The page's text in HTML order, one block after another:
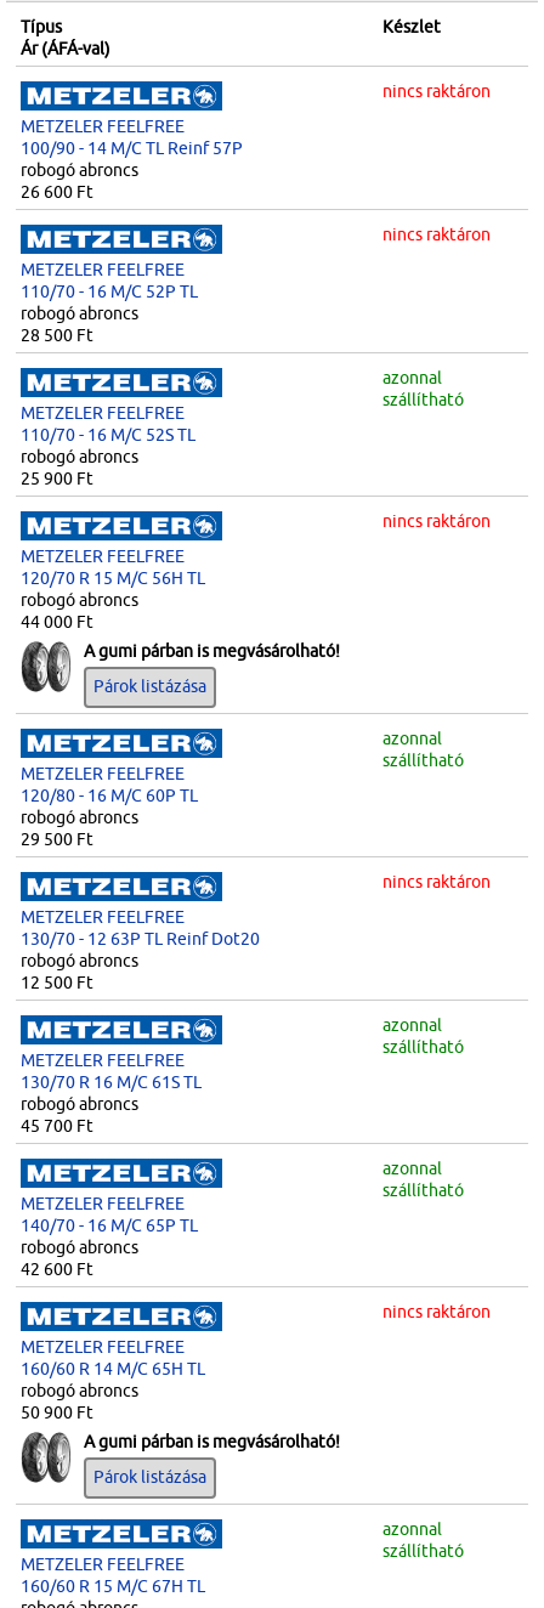
Típus
Készlet
Ár (ÁFÁ-val)
METZELER FEELFREE
100/90 - 14 M/C TL Reinf 57P
robogó abroncs
nincs raktáron
26 600 Ft
METZELER FEELFREE
110/70 - 16 M/C 52P TL
robogó abroncs
nincs raktáron
28 500 Ft
METZELER FEELFREE
110/70 - 16 M/C 52S TL
robogó abroncs
azonnal
szállítható
25 900 Ft
METZELER FEELFREE
120/70 R 15 M/C 56H TL
robogó abroncs
nincs raktáron
44 000 Ft
A gumi párban is megvásárolható!
Párok listázása
METZELER FEELFREE
120/80 - 16 M/C 60P TL
robogó abroncs
azonnal
szállítható
29 500 Ft
METZELER FEELFREE
130/70 - 12 63P TL Reinf Dot20
robogó abroncs
nincs raktáron
12 500 Ft
METZELER FEELFREE
130/70 R 16 M/C 61S TL
robogó abroncs
azonnal
szállítható
45 700 Ft
METZELER FEELFREE
140/70 - 16 M/C 65P TL
robogó abroncs
azonnal
szállítható
42 600 Ft
METZELER FEELFREE
160/60 R 14 M/C 65H TL
robogó abroncs
nincs raktáron
50 900 Ft
A gumi párban is megvásárolható!
Párok listázása
METZELER FEELFREE
160/60 R 15 M/C 67H TL
azonnal
szállítható